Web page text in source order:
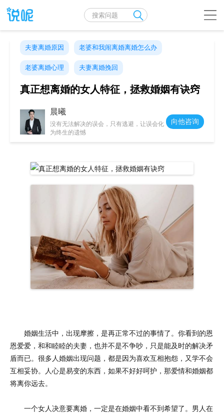
夫妻离婚原因 老婆和我闹离婚离婚怎么办
老婆离婚心理 夫妻离婚挽回
真正想离婚的女人特征，拯救婚姻有诀窍
晨曦
没有无法解决的误会，只有逃避，让误会化
为终生的遗憾
向他咨询
婚姻生活中，出现摩擦，是再正常不过的事情了。你看到的恩
恩爱爱，和和睦睦的夫妻，也并不是不争吵，只是能及时的解决矛
盾而已。很多人婚姻出现问题，都是因为喜欢互相抱怨，又学不会
互相妥协。人心是易变的东西，如果不好好呵护，那爱情和婚姻都
将离你远去。
一个女人决意要离婚，一定是在婚姻中看不到希望了。男人在